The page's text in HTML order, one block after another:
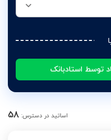
توسط استادبانک
اساتید در دسترس: 58